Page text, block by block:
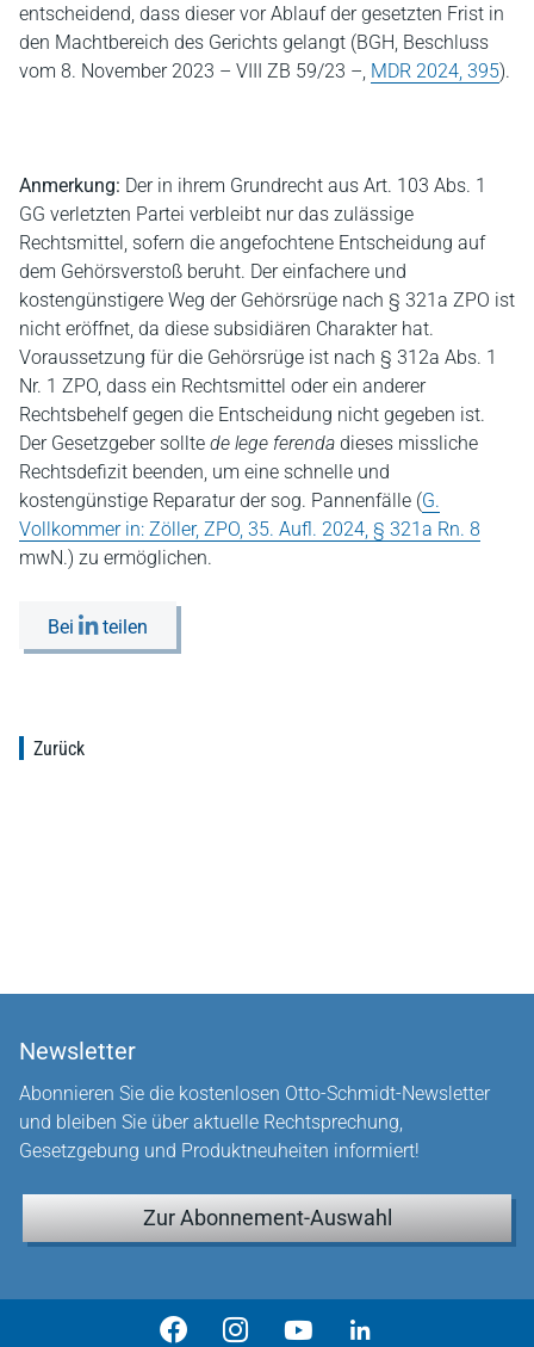
entscheidend, dass dieser vor Ablauf der gesetzten Frist in
den Machtbereich des Gerichts gelangt (BGH, Beschluss
vom 8. November 2023 – VIII ZB 59/23 –, MDR 2024, 395).
Anmerkung: Der in ihrem Grundrecht aus Art. 103 Abs. 1
GG verletzten Partei verbleibt nur das zulässige
Rechtsmittel, sofern die angefochtene Entscheidung auf
dem Gehörsverstoß beruht. Der einfachere und
kostengünstigere Weg der Gehörsrüge nach § 321a ZPO ist
nicht eröffnet, da diese subsidiären Charakter hat.
Voraussetzung für die Gehörsrüge ist nach § 312a Abs. 1
Nr. 1 ZPO, dass ein Rechtsmittel oder ein anderer
Rechtsbehelf gegen die Entscheidung nicht gegeben ist.
Der Gesetzgeber sollte de lege ferenda dieses missliche
Rechtsdefizit beenden, um eine schnelle und
kostengünstige Reparatur der sog. Pannenfälle (G.
Vollkommer in: Zöller, ZPO, 35. Aufl. 2024, § 321a Rn. 8
mwN.) zu ermöglichen.
Bei teilen
Zurück
Newsletter
Abonnieren Sie die kostenlosen Otto-Schmidt-Newsletter
und bleiben Sie über aktuelle Rechtsprechung,
Gesetzgebung und Produktneuheiten informiert!
Zur Abonnement-Auswahl